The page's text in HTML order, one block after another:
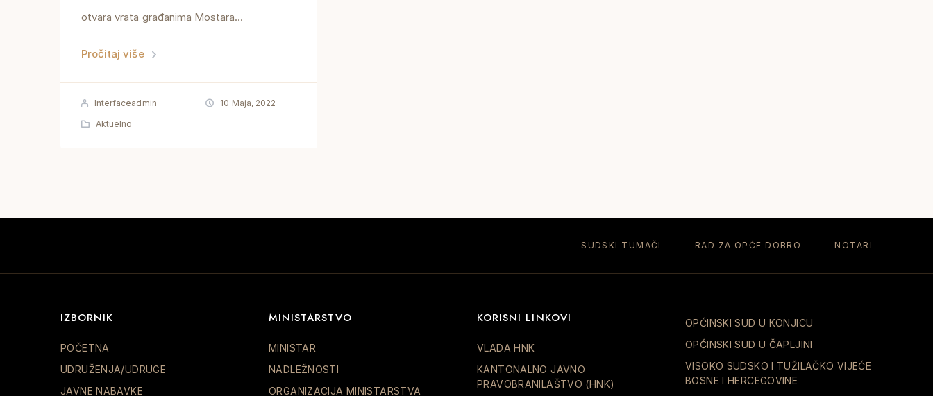
otvara vrata građanima Mostara...
Pročitaj više
Interfaceadmin
10 Maja, 2022
Aktuelno
SUDSKI TUMAČI RAD ZA OPĆE DOBRO NOTARI
IZBORNIK
POČETNA
UDRUŽENJA/UDRUGE
JAVNE NABAVKE
MINISTARSTVO
MINISTAR
NADLEŽNOSTI
ORGANIZACIJA MINISTARSTVA
KORISNI LINKOVI
VLADA HNK
KANTONALNO JAVNO
PRAVOBRANILAŠTVO (HNK)
OPĆINSKI SUD U KONJICU
OPĆINSKI SUD U ČAPLJINI
VISOKO SUDSKO I TUŽILAČKO VIJEĆE
BOSNE I HERCEGOVINE